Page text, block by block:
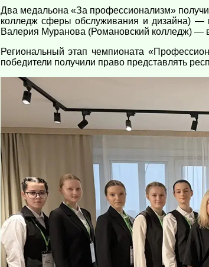
Два медальона «За профессионализм»
колледж сферы обслуживания и дизайна) —
Валерия Муранова (Романовский колледж) —
Региональный этап чемпионата
победители получили право представлять